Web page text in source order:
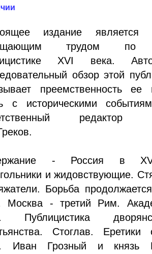
издание является
трудом по
XVI века.
обзор этой
преемственность
с историческими
редактор
- Россия в
и жидовствующие.
Борьба
Москва - третий Рим.
Публицистика
Стоглав. Еретики
Иван Грозный и князь